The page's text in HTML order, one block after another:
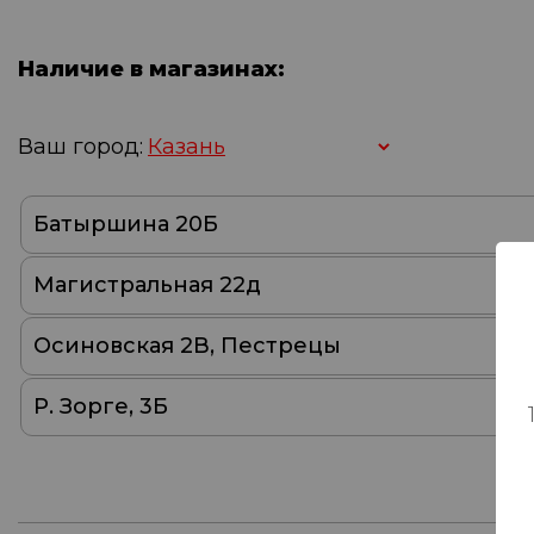
Наличие в магазинах:
Ваш город:
Батыршина 20Б
Магистральная 22д
Осиновская 2В, Пестрецы
Р. Зорге, 3Б